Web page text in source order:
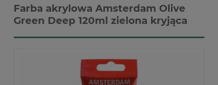
Farba akrylowa Amsterdam Olive
Green Deep 120ml zielona kryjąca